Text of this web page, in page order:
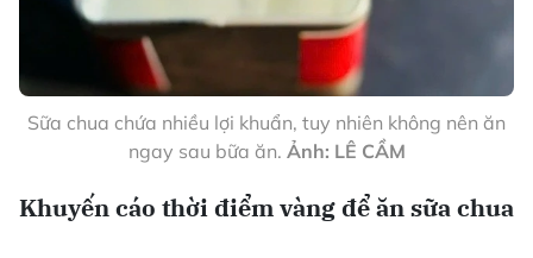
Sữa chua chứa nhiều lợi khuẩn, tuy nhiên không nên ăn
ngay sau bữa ăn. Ảnh: LÊ CẦM
Khuyến cáo thời điểm vàng để ăn sữa chua